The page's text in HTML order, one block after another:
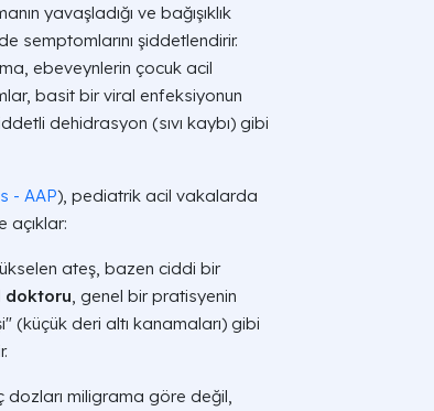
yavaşladığı ve bağışıklık
semptomlarını şiddetlendirir.
ebeveynlerin çocuk acil
basit bir viral enfeksiyonun
dehidrasyon (sıvı kaybı) gibi
- AAP), pediatrik acil vakalarda
açıklar:
ateş, bazen ciddi bir
doktoru , genel bir pratisyenin
(küçük deri altı kanamaları) gibi
miligrama göre değil,